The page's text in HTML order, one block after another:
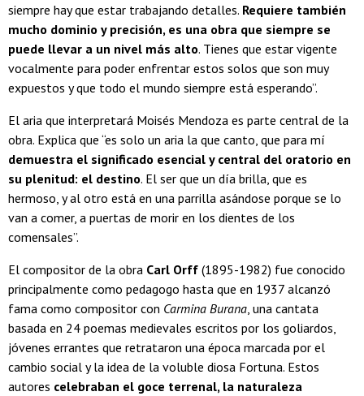
siempre hay que estar trabajando detalles. Requiere también
mucho dominio y precisión, es una obra que siempre se
puede llevar a un nivel más alto. Tienes que estar vigente
vocalmente para poder enfrentar estos solos que son muy
expuestos y que todo el mundo siempre está esperando”.
El aria que interpretará Moisés Mendoza es parte central de la
obra. Explica que “es solo un aria la que canto, que para mí
demuestra el significado esencial y central del oratorio en
su plenitud: el destino. El ser que un día brilla, que es
hermoso, y al otro está en una parrilla asándose porque se lo
van a comer, a puertas de morir en los dientes de los
comensales”.
El compositor de la obra Carl Orff (1895-1982) fue conocido
principalmente como pedagogo hasta que en 1937 alcanzó
fama como compositor con Carmina Burana, una cantata
basada en 24 poemas medievales escritos por los goliardos,
jóvenes errantes que retrataron una época marcada por el
cambio social y la idea de la voluble diosa Fortuna. Estos
autores celebraban el goce terrenal, la naturaleza